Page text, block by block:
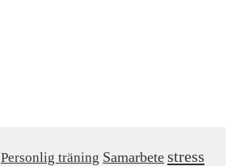
Personlig träning Samarbete stress